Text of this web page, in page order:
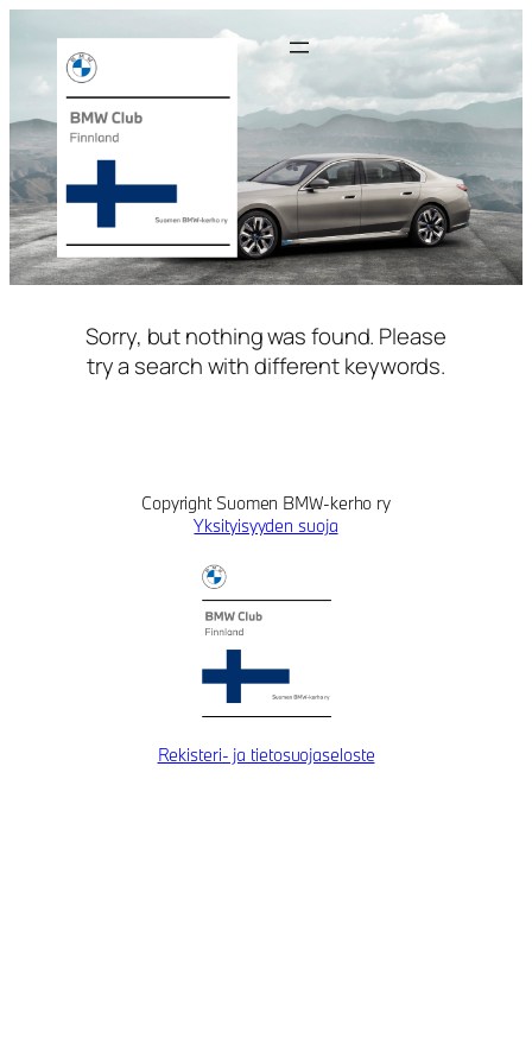
sisältöön
Sorry, but nothing was found. Please
try a search with different keywords.
Copyright Suomen BMW-kerho ry
Yksityisyyden suoja
Rekisteri- ja tietosuojaseloste